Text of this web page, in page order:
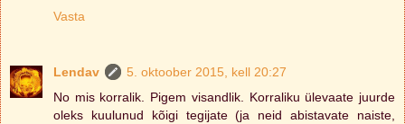
Vasta
Lendav
5. oktoober 2015, kell 20:27
No mis korralik. Pigem visandlik. Korraliku ülevaate juurde
oleks kuulunud kõigi tegijate (ja neid abistavate naiste,